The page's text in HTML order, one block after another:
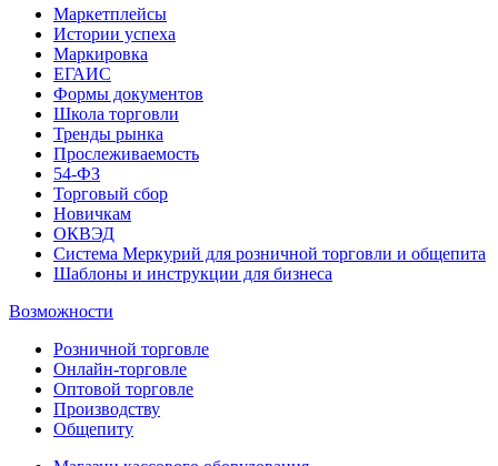
Маркетплейсы
Истории успеха
Маркировка
ЕГАИС
Формы документов
Школа торговли
Тренды рынка
Прослеживаемость
54-ФЗ
Торговый сбор
Новичкам
ОКВЭД
Система Меркурий для розничной торговли и общепита
Шаблоны и инструкции для бизнеса
Возможности
Розничной торговле
Онлайн-торговле
Оптовой торговле
Производству
Общепиту